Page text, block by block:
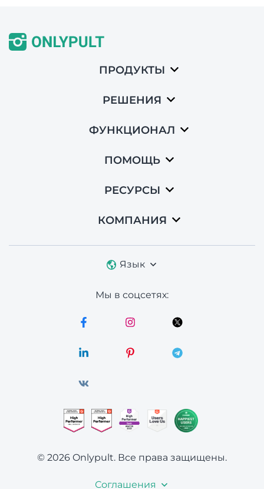
ПРОДУКТЫ
РЕШЕНИЯ
ФУНКЦИОНАЛ
ПОМОЩЬ
РЕСУРСЫ
КОМПАНИЯ
Язык
Мы в соцсетях:
© 2026 Onlypult. Все права защищены.
Соглашения